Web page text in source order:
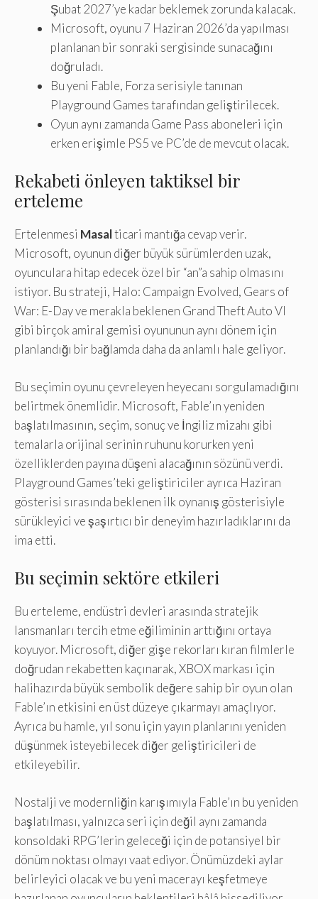
Şubat 2027’ye kadar beklemek zorunda kalacak.
Microsoft, oyunu 7 Haziran 2026’da yapılması
planlanan bir sonraki sergisinde sunacağını
doğruladı.
Bu yeni Fable, Forza serisiyle tanınan
Playground Games tarafından geliştirilecek.
Oyun aynı zamanda Game Pass aboneleri için
erken erişimle PS5 ve PC’de de mevcut olacak.
Rekabeti önleyen taktiksel bir
erteleme
Ertelenmesi Masalticari mantığa cevap verir.
Microsoft, oyunun diğer büyük sürümlerden uzak,
oyunculara hitap edecek özel bir “an”a sahip olmasını
istiyor. Bu strateji, Halo: Campaign Evolved, Gears of
War: E-Day ve merakla beklenen Grand Theft Auto VI
gibi birçok amiral gemisi oyununun aynı dönem için
planlandığı bir bağlamda daha da anlamlı hale geliyor.
Bu seçimin oyunu çevreleyen heyecanı sorgulamadığını
belirtmek önemlidir. Microsoft, Fable’ın yeniden
başlatılmasının, seçim, sonuç ve İngiliz mizahı gibi
temalarla orijinal serinin ruhunu korurken yeni
özelliklerden payına düşeni alacağının sözünü verdi.
Playground Games’teki geliştiriciler ayrıca Haziran
gösterisi sırasında beklenen ilk oynanış gösterisiyle
sürükleyici ve şaşırtıcı bir deneyim hazırladıklarını da
ima etti.
Bu seçimin sektöre etkileri
Bu erteleme, endüstri devleri arasında stratejik
lansmanları tercih etme eğiliminin arttığını ortaya
koyuyor. Microsoft, diğer gişe rekorları kıran filmlerle
doğrudan rekabetten kaçınarak, XBOX markası için
halihazırda büyük sembolik değere sahip bir oyun olan
Fable’ın etkisini en üst düzeye çıkarmayı amaçlıyor.
Ayrıca bu hamle, yıl sonu için yayın planlarını yeniden
düşünmek isteyebilecek diğer geliştiricileri de
etkileyebilir.
Nostalji ve modernliğin karışımıyla Fable’ın bu yeniden
başlatılması, yalnızca seri için değil aynı zamanda
konsoldaki RPG’lerin geleceği için de potansiyel bir
dönüm noktası olmayı vaat ediyor. Önümüzdeki aylar
belirleyici olacak ve bu yeni macerayı keşfetmeye